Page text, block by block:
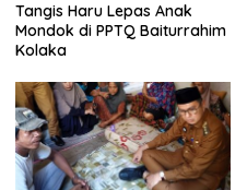
Tangis Haru Lepas Anak
Mondok di PPTQ Baiturrahim
Kolaka